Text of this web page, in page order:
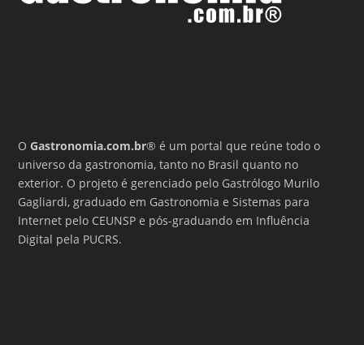
OGastronomia.com.br® é um portal que reúne todo o
universo da gastronomia, tanto no Brasil quanto no
exterior. O projeto é gerenciado pelo Gastrólogo Murilo
Gagliardi, graduado em Gastronomia e Sistemas para
Internet pelo CEUNSP e pós-graduando em Influência
Digital pela PUCRS.